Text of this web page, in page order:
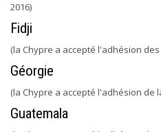
2016)
Fidji
(la Chypre a accepté l'adhésion des
Géorgie
(la Chypre a accepté l'adhésion de
Guatemala